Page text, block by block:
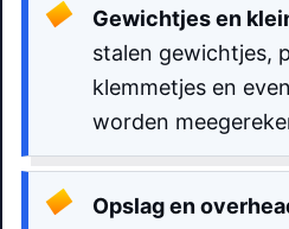
Gewichtjes en
stalen gewichtjes,
klemmetjes en
worden
Opslag en